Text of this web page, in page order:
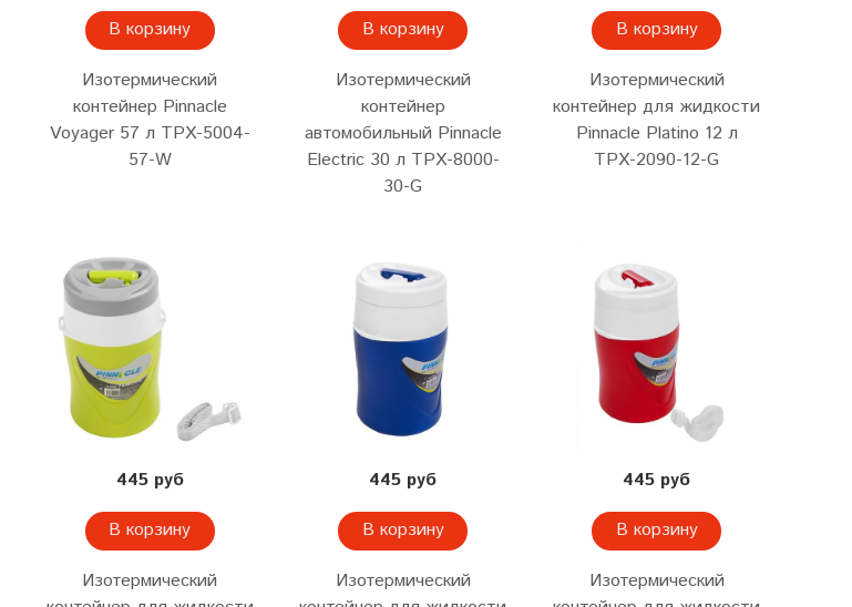
В корзину
Изотермический
контейнер Pinnacle
Voyager 57 л TPX-5004-
57-W
В корзину
Изотермический
контейнер
автомобильный Pinnacle
Electric 30 л TPX-8000-
30-G
В корзину
Изотермический
контейнер для жидкости
Pinnacle Platino 12 л
TPX-2090-12-G
445 руб
В корзину
Изотермический
445 руб
В корзину
Изотермический
445 руб
В корзину
Изотермический